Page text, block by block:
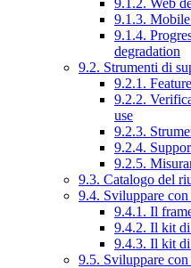
9.1.2. Web
9.1.3.
9.1.4.
degradation
9.2. Strumenti di
9.2.1.
9.2.2.
use
9.2.3.
9.2.4.
9.2.5.
9.3. Catalogo del
9.4. Sviluppare
9.4.1. Il
9.4.2. Il kit
9.4.3. Il kit
9.5. Sviluppare